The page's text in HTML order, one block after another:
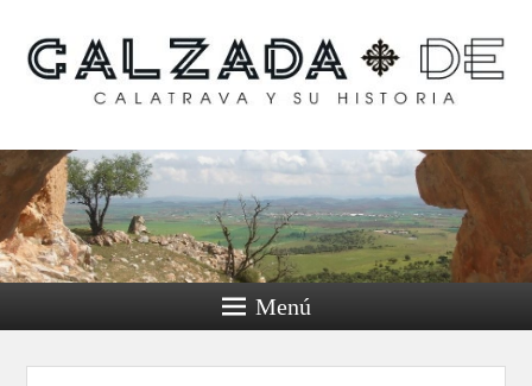
Calzada de Calatrava y
su historia
Menú